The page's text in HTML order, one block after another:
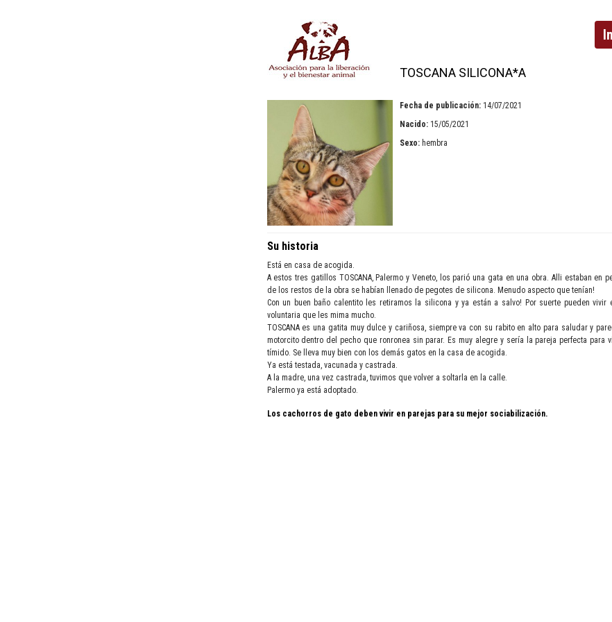
TOSCANA SILICONA*A
Fecha de publicación: 14/07/2021
Nacido: 15/05/2021
Sexo: hembra
Su historia
Está en casa de acogida.
A estos tres gatillos TOSCANA, Palermo y Veneto, los parió una gata en una obra. Alli estaban en
de los restos de la obra se habían llenado de pegotes de silicona. Menudo aspecto que tenían!
Con un buen baño calentito les retiramos la silicona y ya están a salvo! Por suerte pueden vivir
voluntaria que les mima mucho.
TOSCANA es una gatita muy dulce y cariñosa, siempre va con su rabito en alto para saludar y
motorcito dentro del pecho que ronronea sin parar. Es muy alegre y sería la pareja perfecta para
tímido. Se lleva muy bien con los demás gatos en la casa de acogida.
Ya está testada, vacunada y castrada.
A la madre, una vez castrada, tuvimos que volver a soltarla en la calle.
Palermo ya está adoptado.
Los cachorros de gato deben vivir en parejas para su mejor sociabilización.